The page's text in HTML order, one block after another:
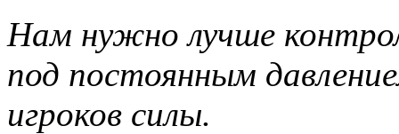
Нам нужно лучше
под постоянным
игроков силы.